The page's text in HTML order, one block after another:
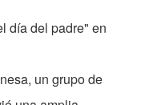
día del padre" en
un grupo de